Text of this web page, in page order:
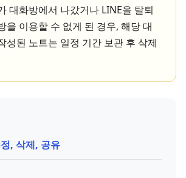
대화방에서 나갔거나 LINE을 탈퇴
을 이용할 수 없게 된 경우, 해당 대
성된 노트는 일정 기간 보관 후 삭제
, 삭제, 공유